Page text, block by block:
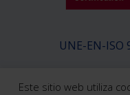
UNE-EN-ISO
Este sitio web utiliza